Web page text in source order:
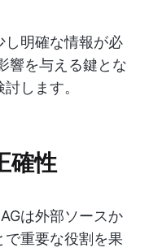
し明確な情報が必
響を与える鍵とな
します。
確性
は外部ソースか
で重要な役割を果